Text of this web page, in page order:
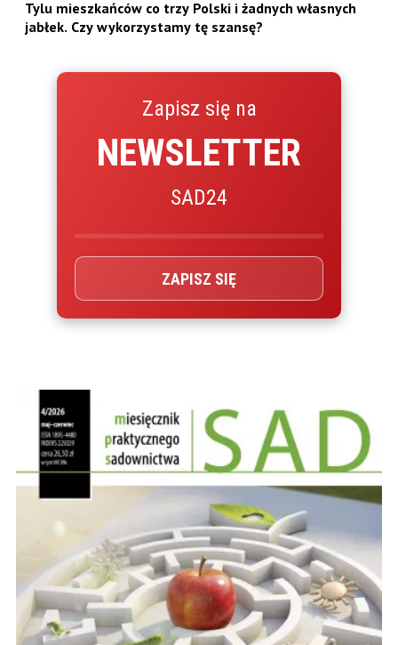
Tylu mieszkańców co trzy Polski i żadnych własnych
jabłek. Czy wykorzystamy tę szansę?
Zapisz się na
NEWSLETTER
SAD24
ZAPISZ SIĘ